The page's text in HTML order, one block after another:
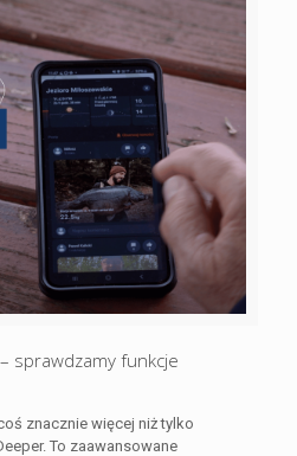
sprawdzamy funkcje
znacznie więcej niż tylko
To zaawansowane